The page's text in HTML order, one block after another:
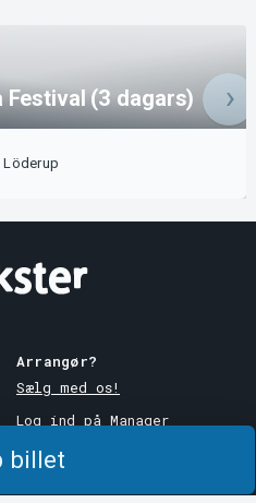
billet
Festival (3 dagars)
Löderup
Arrangør?
Sælg med os!
Log ind på Manager
System Support